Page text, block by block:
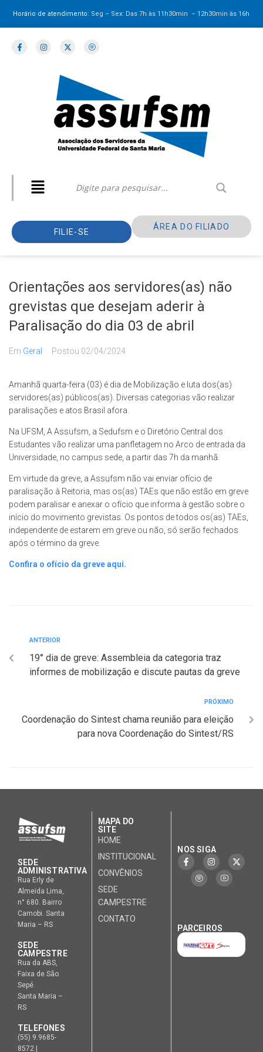
Horário de atendimento: Seg – Sex: Das 7h às 11h30min – 12h30minàs 16h
FILIE-SE
ÁREA DO FILIADO
Orientações aos servidores(as) não
grevistas que desejam aderir à
Paralisação do dia 03 de abril
Em Geral Postou 02/04/2024
Amanhã quarta-feira (03) é dia de Mobilização e luta dos(as)
servidores(as) públicos(as). Diversas categorias vão realizar
paralisações e atos Brasil afora.
Na UFSM, A Assufsm, a Sedufsm e o Diretório Central dos
Estudantes vão realizar uma panfletagem no Arco de entrada da
Universidade, no campus sede, a partir das 7h da manhã.
Em virtude da greve, a Assufsm não vai enviar ofício de
paralisação à Reitoria, mas os(as) TAEs que não estão em greve
podem paralisar e anexar o ofício que informa à gestão sobre o
início do movimento grevistas. Os pontos de todos os(as) TAEs,
independente de estarem em greve ou não, só serão fechados
após o término da greve.
Confira o ofício da greve aqui.
ANTERIOR
19° dia de greve: Assembleia da categoria traz
informes de mobilização e discute pautas da greve
PRÓXIMO
Coordenação do Sintest chama reunião para eleição
para nova Coordenação do Sintest/RS
SEDE
ADMINISTRATIVA
Rua Erly de
Almeida Lima,
n° 680. Bairro
Camobi. Santa
Maria – RS
SEDE
CAMPESTRE
Rua da ABS,
Faixa de São
Sepé.
Santa Maria –
RS
TELEFONES
(55) 9.9685-
8572 |
MAPA DO
SITE
HOME
INSTITUCIONAL
CONVÊNIOS
SEDE
CAMPESTRE
CONTATO
NOS SIGA
PARCEIROS